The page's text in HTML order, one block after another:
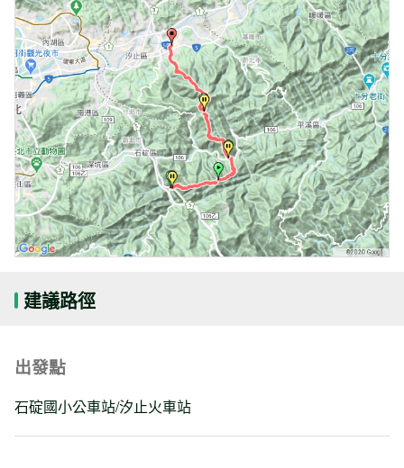
建議路徑
出發點
石碇國小公車站/汐止火車站